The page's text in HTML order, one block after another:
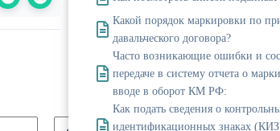
Какой порядок маркировки по
давальческого договора?
Часто возникающие ошибки и
передаче в систему отчета о
вводе в оборот КМ РФ:
Как подать сведения о
идентификационных знаках